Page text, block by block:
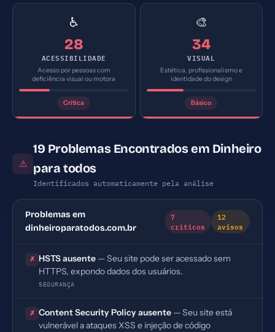
♿
28
ACESSIBILIDADE
Acesso por pessoas com
deficiência visual ou motora
Crítica
🎨
34
VISUAL
Estética, profissionalismo e
identidade do design
Básico
⚠
19 Problemas Encontrados em Dinheiro
para todos
Identificados automaticamente pela análise
Problemas em
dinheiroparatodos.com.br
7
críticos
12
avisos
✗ HSTS ausente — Seu site pode ser acessado sem
HTTPS, expondo dados dos usuários.
SEGURANÇA
✗ Content Security Policy ausente — Seu site está
vulnerável a ataques XSS e injeção de código